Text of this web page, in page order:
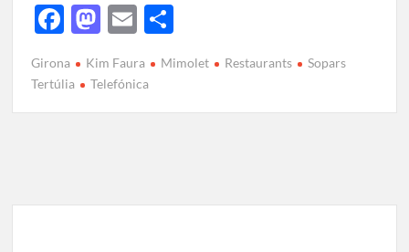
F
e
b
M
to
d
E
ail m
p
Girona Kim Faura Mimolet Restaurants
Sopars
Tertúlia
Telefónica